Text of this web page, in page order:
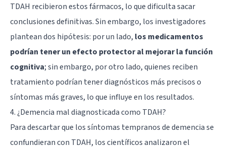
TDAH recibieron estos fármacos, lo que dificulta sacar
conclusiones definitivas. Sin embargo, los investigadores
plantean dos hipótesis: por un lado, los medicamentos
podrían tener un efecto protector al mejorar la función
cognitiva; sin embargo, por otro lado, quienes reciben
tratamiento podrían tener diagnósticos más precisos o
síntomas más graves, lo que influye en los resultados.
4. ¿Demencia mal diagnosticada como TDAH?
Para descartar que los síntomas tempranos de demencia se
confundieran con TDAH, los científicos analizaron el